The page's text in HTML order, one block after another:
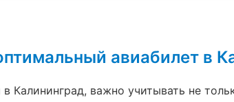
авиабилет в
Калининград, важно учитывать не